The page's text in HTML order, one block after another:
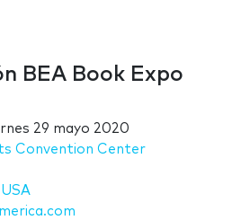
BEA Book Expo
29 mayo 2020
Convention Center